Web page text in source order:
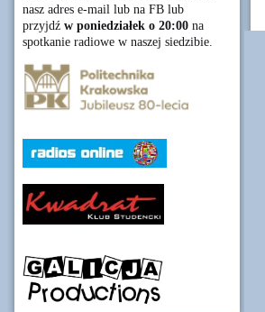
nasz adres e-mail lub na FB lub
przyjdź w poniedziałek o 20:00 na
spotkanie radiowe w naszej siedzibie.